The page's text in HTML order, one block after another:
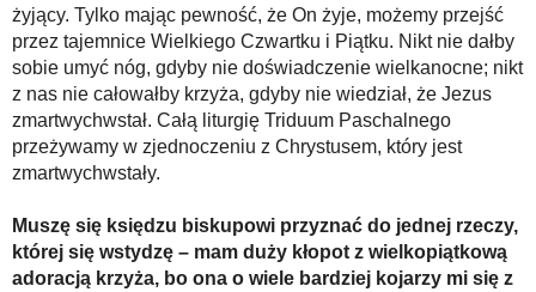
żyjący. Tylko mając pewność, że On żyje, możemy przejść
przez tajemnice Wielkiego Czwartku i Piątku. Nikt nie dałby
sobie umyć nóg, gdyby nie doświadczenie wielkanocne; nikt
z nas nie całowałby krzyża, gdyby nie wiedział, że Jezus
zmartwychwstał. Całą liturgię Triduum Paschalnego
przeżywamy w zjednoczeniu z Chrystusem, który jest
zmartwychwstały.
Muszę się księdzu biskupowi przyznać do jednej rzeczy,
której się wstydzę – mam duży kłopot z wielkopiątkową
adoracją krzyża, bo ona o wiele bardziej kojarzy mi się z